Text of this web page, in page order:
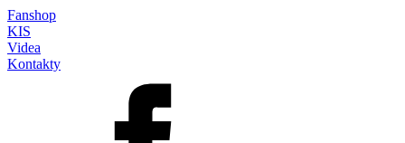
Fanshop
KIS
Videa
Kontakty